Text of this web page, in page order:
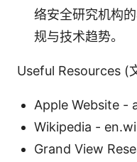
络安全研究机构
规与技术趋势。
Useful Resources (
Apple Website -
Wikipedia -
Grand View